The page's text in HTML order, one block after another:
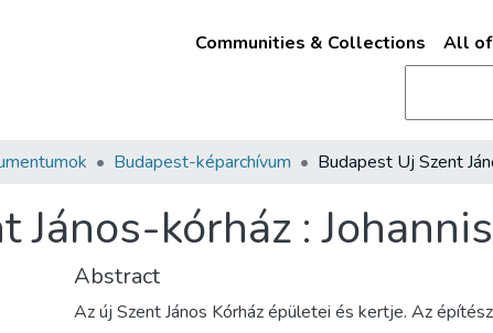
Communities & Collections All of
Budapest-képarchívum
János-kórház :
Abstract
Az új Szent János Kórház épületei és kertje. Az